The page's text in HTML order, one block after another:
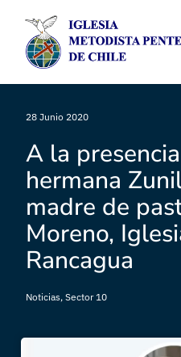
28 Junio 2020
A la
hermana
madre de
Moreno,
Rancagua
Noticias, Sector 10